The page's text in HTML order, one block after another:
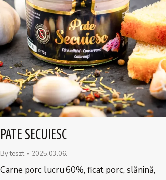
PATE SECUIESC
Byteszt 2025.03.06.
Carne porc lucru 60%, ficat porc, slănină,